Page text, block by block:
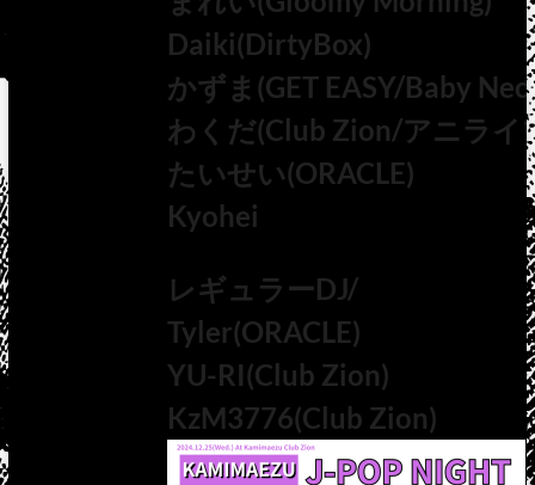
Daiki(DirtyBox)
かずま(GET EASY/Baby
わくだ(Club Zion/アニライ
たいせい(ORACLE)
Kyohei
レギュラーDJ/
Tyler(ORACLE)
YU-RI(Club Zion)
KzM3776(Club Zion)